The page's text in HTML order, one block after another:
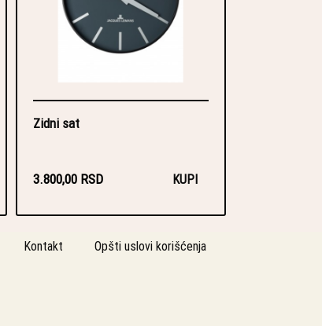
Zidni sat
3.800,00 RSD KUPI
Kontakt Opšti uslovi korišćenja